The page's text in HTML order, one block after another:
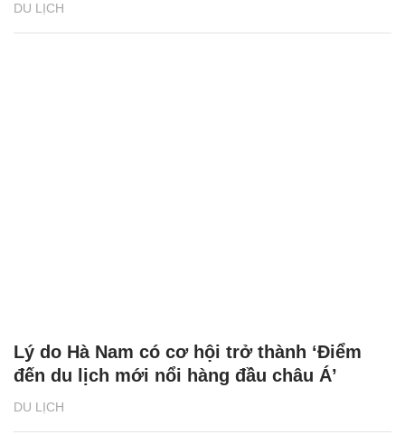
DU LỊCH
DU LỊCH
Lý do Hà Nam có cơ hội trở thành ‘Điểm
đến du lịch mới nổi hàng đầu châu Á’